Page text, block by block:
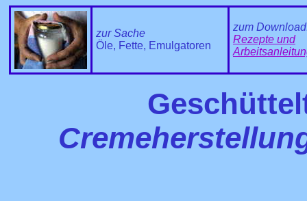
zur Sache
Öle, Fette, Emulgatoren
zum
Rezepte und